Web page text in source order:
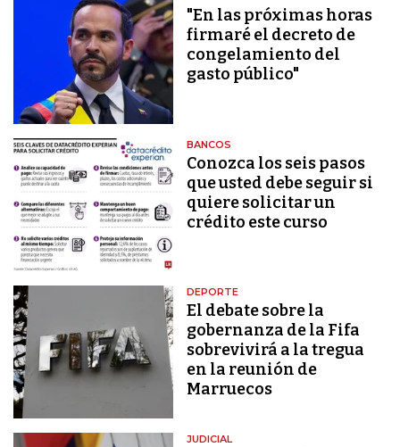
"En las próximas horas
firmaré el decreto de
congelamiento del
gasto público"
BANCOS
Conozca los seis pasos
que usted debe seguir si
quiere solicitar un
crédito este curso
DEPORTE
El debate sobre la
gobernanza de la Fifa
sobrevivirá a la tregua
en la reunión de
Marruecos
JUDICIAL